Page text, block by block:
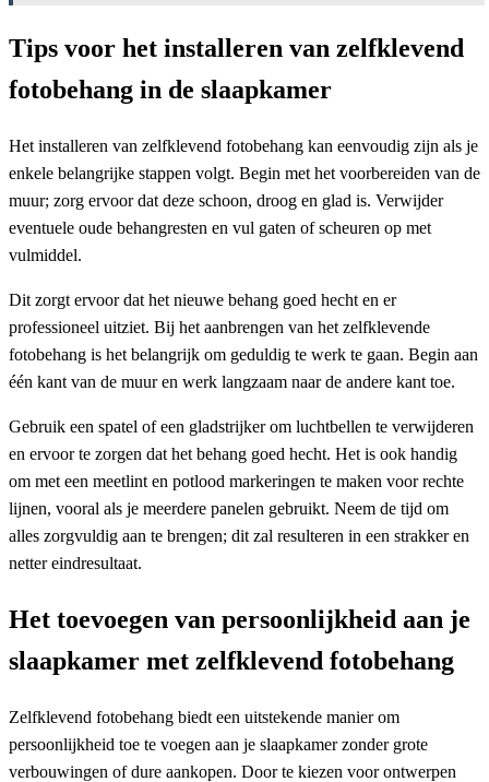
Tips voor het installeren van zelfklevend
fotobehang in de slaapkamer
Het installeren van zelfklevend fotobehang kan eenvoudig zijn als je
enkele belangrijke stappen volgt. Begin met het voorbereiden van de
muur; zorg ervoor dat deze schoon, droog en glad is. Verwijder
eventuele oude behangresten en vul gaten of scheuren op met
vulmiddel.
Dit zorgt ervoor dat het nieuwe behang goed hecht en er
professioneel uitziet. Bij het aanbrengen van het zelfklevende
fotobehang is het belangrijk om geduldig te werk te gaan. Begin aan
één kant van de muur en werk langzaam naar de andere kant toe.
Gebruik een spatel of een gladstrijker om luchtbellen te verwijderen
en ervoor te zorgen dat het behang goed hecht. Het is ook handig
om met een meetlint en potlood markeringen te maken voor rechte
lijnen, vooral als je meerdere panelen gebruikt. Neem de tijd om
alles zorgvuldig aan te brengen; dit zal resulteren in een strakker en
netter eindresultaat.
Het toevoegen van persoonlijkheid aan je
slaapkamer met zelfklevend fotobehang
Zelfklevend fotobehang biedt een uitstekende manier om
persoonlijkheid toe te voegen aan je slaapkamer zonder grote
verbouwingen of dure aankopen. Door te kiezen voor ontwerpen